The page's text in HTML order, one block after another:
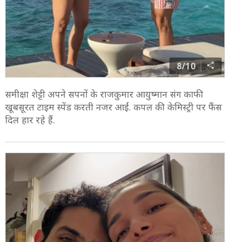
8/10
समीक्षा शेट्टी अपने सपनों के राजकुमार आयुष्मान संग काफी
खूबसूरत टाइम स्पेंड करती नजर आईं. कपल की केमिस्ट्री पर फैंस
दिल हार रहे हैं.